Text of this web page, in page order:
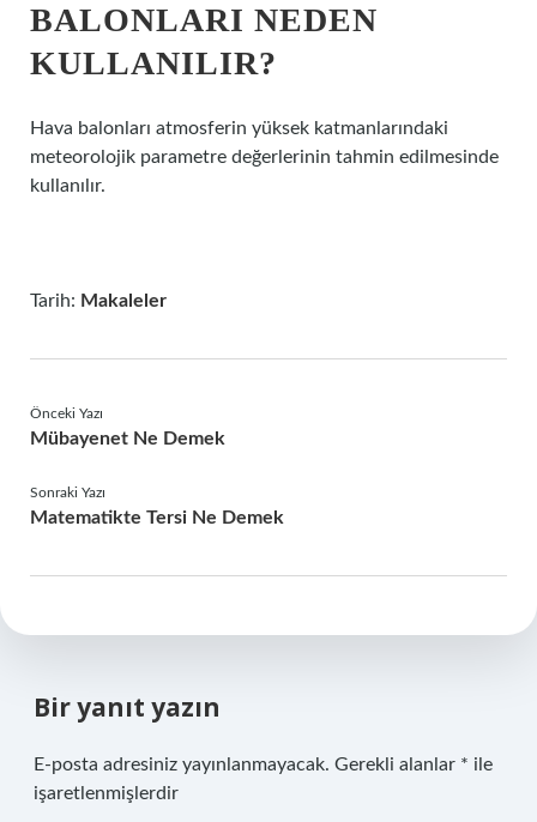
BALONLARI NEDEN
KULLANILIR?
Hava balonları atmosferin yüksek katmanlarındaki
meteorolojik parametre değerlerinin tahmin edilmesinde
kullanılır.
Tarih: Makaleler
Önceki Yazı
Mübayenet Ne Demek
Sonraki Yazı
Matematikte Tersi Ne Demek
Bir yanıt yazın
E-posta adresiniz yayınlanmayacak. Gerekli alanlar * ile
işaretlenmişlerdir